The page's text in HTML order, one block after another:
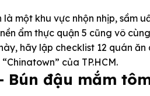
là một khu vực nhộn nhịp, sầm
ẩm thực quận 5 cũng vô
hãy lập checklist 12 quán
của TP.HCM.
Bún đậu mắm